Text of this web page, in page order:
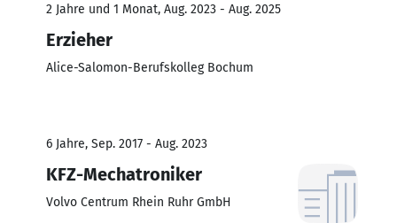
2 Jahre und 1 Monat, Aug. 2023 - Aug. 2025
Erzieher
Alice-Salomon-Berufskolleg Bochum
6 Jahre, Sep. 2017 - Aug. 2023
KFZ-Mechatroniker
Volvo Centrum Rhein Ruhr GmbH